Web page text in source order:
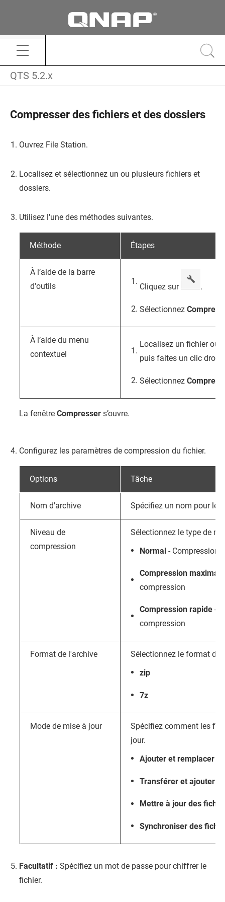
QTS 5.2.x
Compresser des fichiers et des dossiers
Ouvrez File Station.
Localisez et sélectionnez un ou plusieurs fichiers et
dossiers.
Utilisez l'une des méthodes suivantes.
Méthode Étapes
À l’aide de la barre
d'outils
Cliquez sur .
Sélectionnez
À l’aide du menu
contextuel
Localisez un fichier ou
puis faites un clic droit.
Sélectionnez
La fenêtre Compresser s’ouvre.
Configurez les paramètres de compression du fichier.
Options Tâche
Nom d'archive Spécifiez un nom pour le
Niveau de
compression
Sélectionnez le type de
Normal - Compression
Compression maximale
compression
Compression rapide -
compression
Format de l'archive
Sélectionnez le format de
zip
7z
Mode de mise à jour
Spécifiez comment les
jour.
Ajouter et remplacer
Transférer et ajouter
Mettre à jour des
Synchroniser des
Facultatif : Spécifiez un mot de passe pour chiffrer le
fichier.